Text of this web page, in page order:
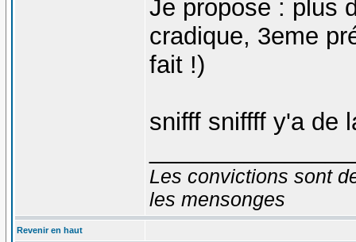
Je propose : plus
cradique, 3eme
fait !)
snifff sniffff y'a de
Les convictions sont
les mensonges
Revenir en haut